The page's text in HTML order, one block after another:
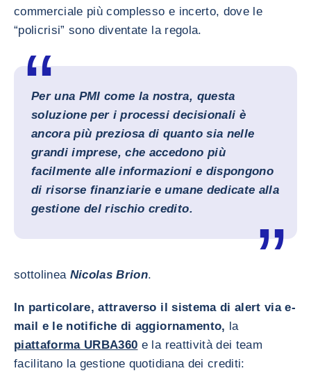
commerciale più complesso e incerto, dove le
“policrisi” sono diventate la regola.
Per una PMI come la nostra, questa
soluzione per i processi decisionali è
ancora più preziosa di quanto sia nelle
grandi imprese, che accedono più
facilmente alle informazioni e dispongono
di risorse finanziarie e umane dedicate alla
gestione del rischio credito.
sottolinea Nicolas Brion.
In particolare, attraverso il sistema di alert via e-
mail e le notifiche di aggiornamento, la
piattaforma URBA360 e la reattività dei team
facilitano la gestione quotidiana dei crediti: